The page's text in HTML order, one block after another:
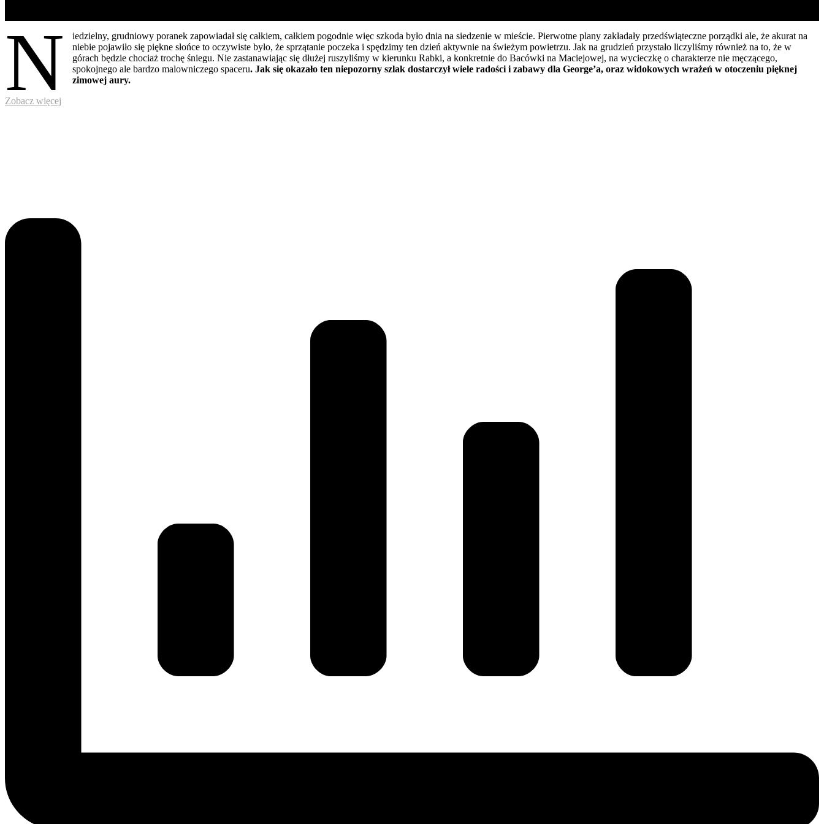
N
iedzielny, grudniowy poranek zapowiadał się całkiem, całkiem pogodnie więc szkoda było dnia na siedzenie w mieście. Pierwotne plany zakładały przedświąteczne porządki ale, że akurat na
niebie pojawiło się piękne słońce to oczywiste było, że sprzątanie poczeka i spędzimy ten dzień aktywnie na świeżym powietrzu. Jak na grudzień przystało liczyliśmy również na to, że w
górach będzie chociaż trochę śniegu. Nie zastanawiając się dłużej ruszyliśmy w kierunku Rabki, a konkretnie do Bacówki na Maciejowej, na wycieczkę o charakterze nie męczącego,
spokojnego ale bardzo malowniczego spaceru. Jak się okazało ten niepozorny szlak dostarczył wiele radości i zabawy dla George’a, oraz widokowych wrażeń w otoczeniu pięknej
zimowej aury.
Zobacz więcej